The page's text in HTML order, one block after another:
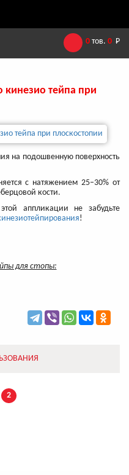
0 тов. 0 Р
тейпа при
на подошвенную поверхность
с натяжением 25–30% от
кости.
аппликации не забудьте
!
для стопы:
2